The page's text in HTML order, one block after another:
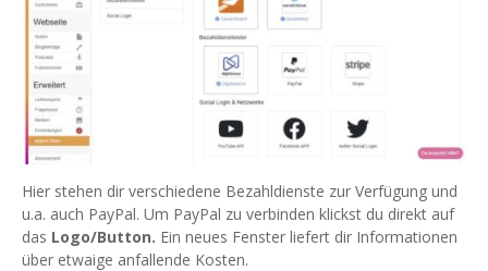
Hier stehen dir verschiedene Bezahldienste zur Verfügung und
u.a. auch PayPal. Um PayPal zu verbinden klickst du direkt auf
das Logo/Button. Ein neues Fenster liefert dir Informationen
über etwaige anfallende Kosten.